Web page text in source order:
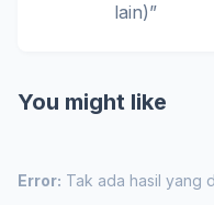
lain)”
You might like
Error: Tak ada hasil yang